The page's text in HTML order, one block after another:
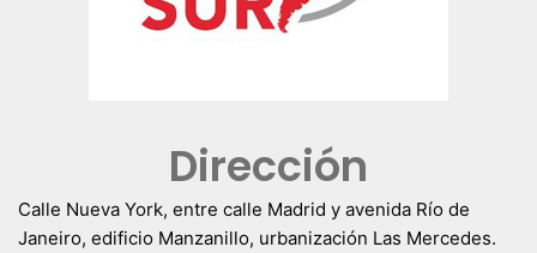
Dirección
Calle Nueva York, entre calle Madrid y avenida Río de
Janeiro, edificio Manzanillo, urbanización Las Mercedes.